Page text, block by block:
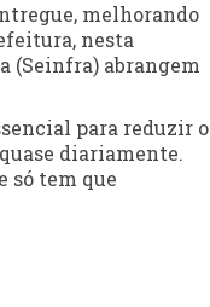
melhorando
nesta
(Seinfra) abrangem
para reduzir o
diariamente.
só tem que